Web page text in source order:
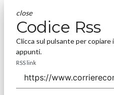
close
Codice Rss
Clicca sul pulsante per copiare
appunti.
RSS link